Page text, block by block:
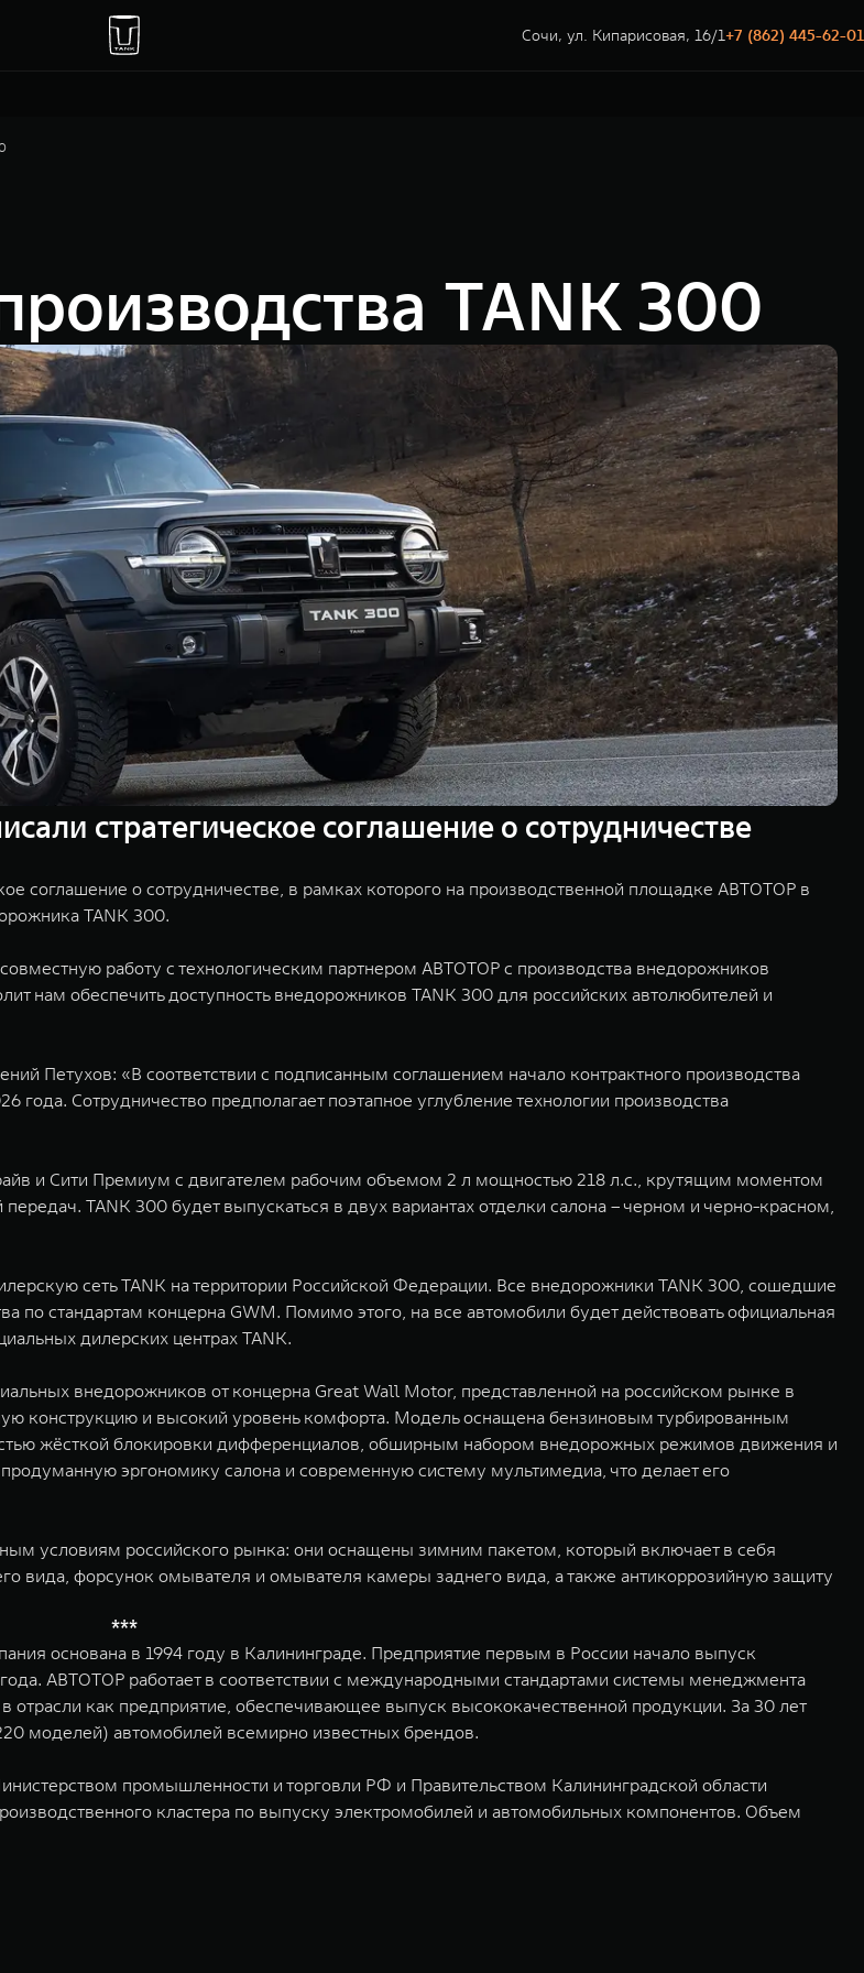
Сочи, ул. Кипарисовая, 16/1+7 (862) 445-62-01
TANK 300
стратегическое соглашение о сотрудничестве
соглашение о сотрудничестве, в рамках которого на производственной площадке АВТОТОР в
TANK 300.
работу с технологическим партнером АВТОТОР c производства внедорожников
нам обеспечить доступность внедорожников TANK 300 для российских автолюбителей и
Петухов: «В соответствии с подписанным соглашением начало контрактного производства
Сотрудничество предполагает поэтапное углубление технологии производства
и Сити Премиум с двигателем рабочим объемом 2 л мощностью 218 л.с., крутящим моментом
TANK 300 будет выпускаться в двух вариантах отделки салона – черном и черно-красном,
сеть TANK на территории Российской Федерации. Все внедорожники TANK 300, сошедшие
стандартам концерна GWM. Помимо этого, на все автомобили будет действовать официальная
дилерских центрах TANK.
внедорожников от концерна Great Wall Motor, представленной на российском рынке в
конструкцию и высокий уровень комфорта. Модель оснащена бензиновым турбированным
жёсткой блокировки дифференциалов, обширным набором внедорожных режимов движения и
эргономику салона и современную систему мультимедиа, что делает его
условиям российского рынка: они оснащены зимним пакетом, который включает в себя
вида, форсунок омывателя и омывателя камеры заднего вида, а также антикоррозийную защиту
***
основана в 1994 году в Калининграде. Предприятие первым в России начало выпуск
АВТОТОР работает в соответствии с международными стандартами системы менеджмента
отрасли как предприятие, обеспечивающее выпуск высококачественной продукции. За 30 лет
моделей) автомобилей всемирно известных брендов.
промышленности и торговли РФ и Правительством Калининградской области
кластера по выпуску электромобилей и автомобильных компонентов. Объем